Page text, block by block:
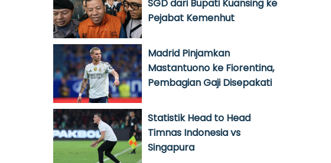
SGD dari Bupati Kuansing ke
Pejabat Kemenhut
Madrid Pinjamkan
Mastantuono ke Fiorentina,
Pembagian Gaji Disepakati
Statistik Head to Head
Timnas Indonesia vs
Singapura